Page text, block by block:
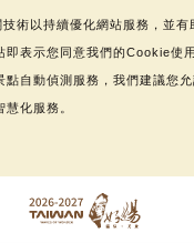
術以持續優化網站服務，並有
表示您同意我們的Cookie使用
點自動偵測服務，我們建議您
化服務。